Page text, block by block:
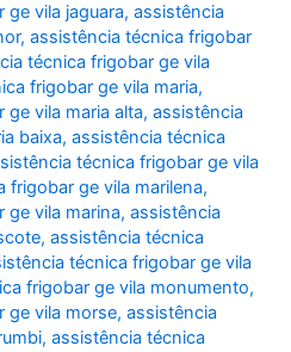
vila jaguara,assistência
,assistência técnica frigobar
técnica frigobar ge vila
frigobar ge vila maria,
vila maria alta,assistência
baixa,assistência técnica
técnica frigobar ge vila
frigobar ge vila marilena,
ge vila marina,assistência
,assistência técnica
técnica frigobar ge vila
frigobar ge vila monumento,
ge vila morse,assistência
,assistência técnica